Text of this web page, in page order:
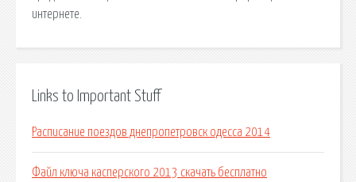
интернете.
Links to Important Stuff
Расписание поездов днепропетровск одесса 2014
Файл ключа касперского 2013 скачать бесплатно